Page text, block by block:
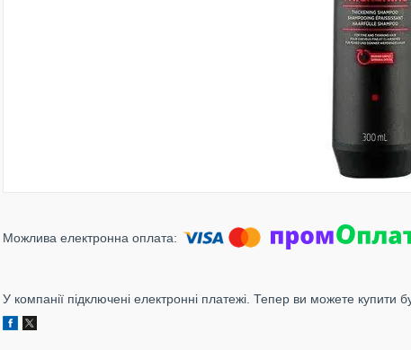
У компанії підключені електронні платежі. Тепер ви можете купити